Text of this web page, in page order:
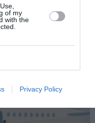
of my
with the
Privacy Policy
VITE SU CHI